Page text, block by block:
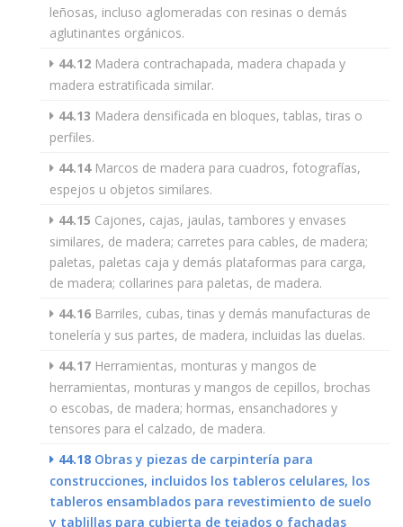
leñosas, incluso aglomeradas con resinas o demás
aglutinantes orgánicos.
44.12 Madera contrachapada, madera chapada y
madera estratificada similar.
44.13 Madera densificada en bloques, tablas, tiras o
perfiles.
44.14Marcos de madera para cuadros, fotografías,
espejos u objetos similares.
44.15 Cajones, cajas, jaulas, tambores y envases
similares, de madera; carretes para cables, de madera;
paletas, paletas caja y demás plataformas para carga,
de madera; collarines para paletas, de madera.
44.16 Barriles, cubas, tinas y demás manufacturas de
tonelería y sus partes, de madera, incluidas las duelas.
44.17 Herramientas, monturas y mangos de
herramientas, monturas y mangos de cepillos, brochas
o escobas, de madera; hormas, ensanchadores y
tensores para el calzado, de madera.
44.18 Obras y piezas de carpintería para
construcciones, incluidos los tableros celulares, los
tableros ensamblados para revestimiento de suelo
y tablillas para cubierta de tejados o fachadas